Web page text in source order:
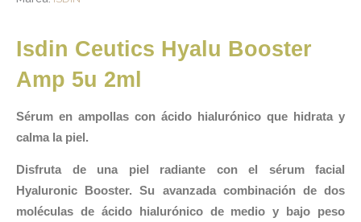
Isdin Ceutics Hyalu Booster
Amp 5u 2ml
Sérum en ampollas con ácido hialurónico que hidrata y
calma la piel.
Disfruta de una piel radiante con el sérum facial
Hyaluronic Booster. Su avanzada combinación de dos
moléculas de ácido hialurónico de medio y bajo peso